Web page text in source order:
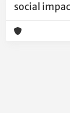
social